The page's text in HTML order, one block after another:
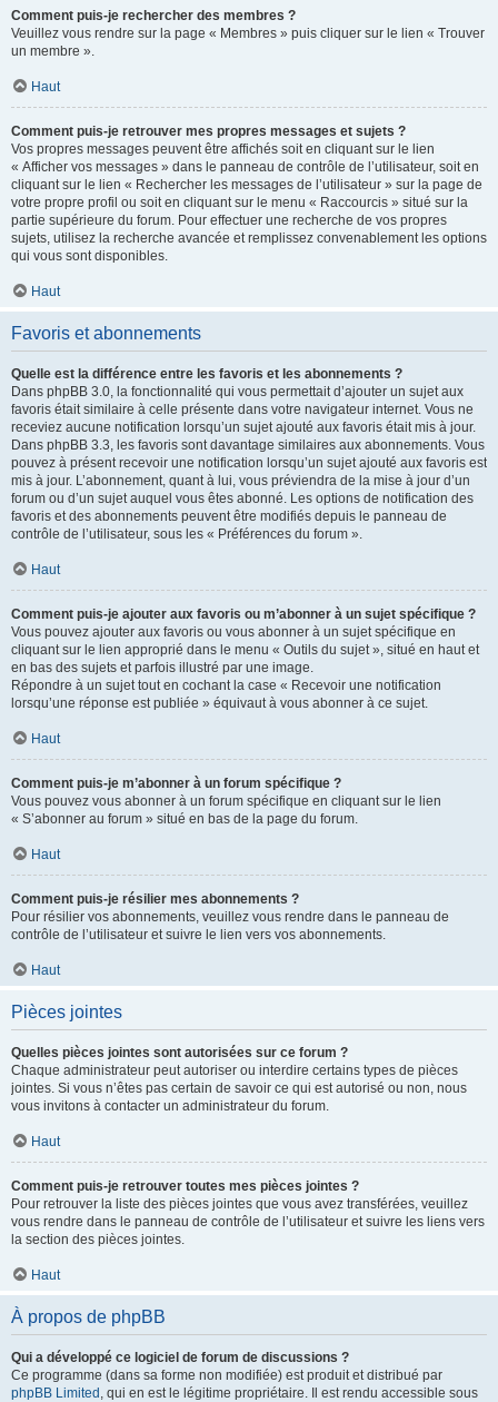
Comment puis-je rechercher des membres ?
Veuillez vous rendre sur la page « Membres » puis cliquer sur le lien « Trouver
un membre ».
Haut
Comment puis-je retrouver mes propres messages et sujets ?
Vos propres messages peuvent être affichés soit en cliquant sur le lien
« Afficher vos messages » dans le panneau de contrôle de l’utilisateur, soit en
cliquant sur le lien « Rechercher les messages de l’utilisateur » sur la page de
votre propre profil ou soit en cliquant sur le menu « Raccourcis » situé sur la
partie supérieure du forum. Pour effectuer une recherche de vos propres
sujets, utilisez la recherche avancée et remplissez convenablement les options
qui vous sont disponibles.
Haut
Favoris et abonnements
Quelle est la différence entre les favoris et les abonnements ?
Dans phpBB 3.0, la fonctionnalité qui vous permettait d’ajouter un sujet aux
favoris était similaire à celle présente dans votre navigateur internet. Vous ne
receviez aucune notification lorsqu’un sujet ajouté aux favoris était mis à jour.
Dans phpBB 3.3, les favoris sont davantage similaires aux abonnements. Vous
pouvez à présent recevoir une notification lorsqu’un sujet ajouté aux favoris est
mis à jour. L’abonnement, quant à lui, vous préviendra de la mise à jour d’un
forum ou d’un sujet auquel vous êtes abonné. Les options de notification des
favoris et des abonnements peuvent être modifiés depuis le panneau de
contrôle de l’utilisateur, sous les « Préférences du forum ».
Haut
Comment puis-je ajouter aux favoris ou m’abonner à un sujet spécifique ?
Vous pouvez ajouter aux favoris ou vous abonner à un sujet spécifique en
cliquant sur le lien approprié dans le menu « Outils du sujet », situé en haut et
en bas des sujets et parfois illustré par une image.
Répondre à un sujet tout en cochant la case « Recevoir une notification
lorsqu’une réponse est publiée » équivaut à vous abonner à ce sujet.
Haut
Comment puis-je m’abonner à un forum spécifique ?
Vous pouvez vous abonner à un forum spécifique en cliquant sur le lien
« S’abonner au forum » situé en bas de la page du forum.
Haut
Comment puis-je résilier mes abonnements ?
Pour résilier vos abonnements, veuillez vous rendre dans le panneau de
contrôle de l’utilisateur et suivre le lien vers vos abonnements.
Haut
Pièces jointes
Quelles pièces jointes sont autorisées sur ce forum ?
Chaque administrateur peut autoriser ou interdire certains types de pièces
jointes. Si vous n’êtes pas certain de savoir ce qui est autorisé ou non, nous
vous invitons à contacter un administrateur du forum.
Haut
Comment puis-je retrouver toutes mes pièces jointes ?
Pour retrouver la liste des pièces jointes que vous avez transférées, veuillez
vous rendre dans le panneau de contrôle de l’utilisateur et suivre les liens vers
la section des pièces jointes.
Haut
À propos de phpBB
Qui a développé ce logiciel de forum de discussions ?
Ce programme (dans sa forme non modifiée) est produit et distribué par
phpBB Limited , qui en est le légitime propriétaire. Il est rendu accessible sous